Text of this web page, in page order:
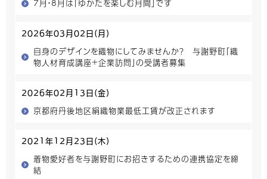
7月・8月は「ゆかたを楽しむ月間」です
2026年03月02日(月)
自身のデザインを織物にしてみませんか？ 与謝野町「織
物人材育成講座+企業訪問」の受講者募集
2026年02月13日(金)
京都府丹後地区絹織物業最低工賃が改正されます
2021年12月23日(木)
着物愛好者を与謝野町にお招きするための連携協定を締
結